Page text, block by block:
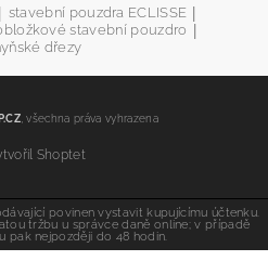
| stavební pouzdra ECLISSE |
stavební pouzdro |
dřezy
, všechna práva vyhrazena
Shoptet
povinen vystavit kupujícímu účtenku.
tržbu u správce daně online; v případě
pak nejpozději do 48 hodin.